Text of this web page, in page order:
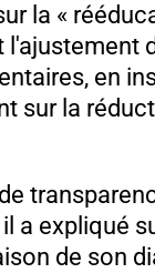
la «
l'ajustement
en
sur la
a expliqué
de son